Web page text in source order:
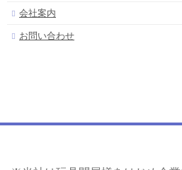
会社案内
お問い合わせ